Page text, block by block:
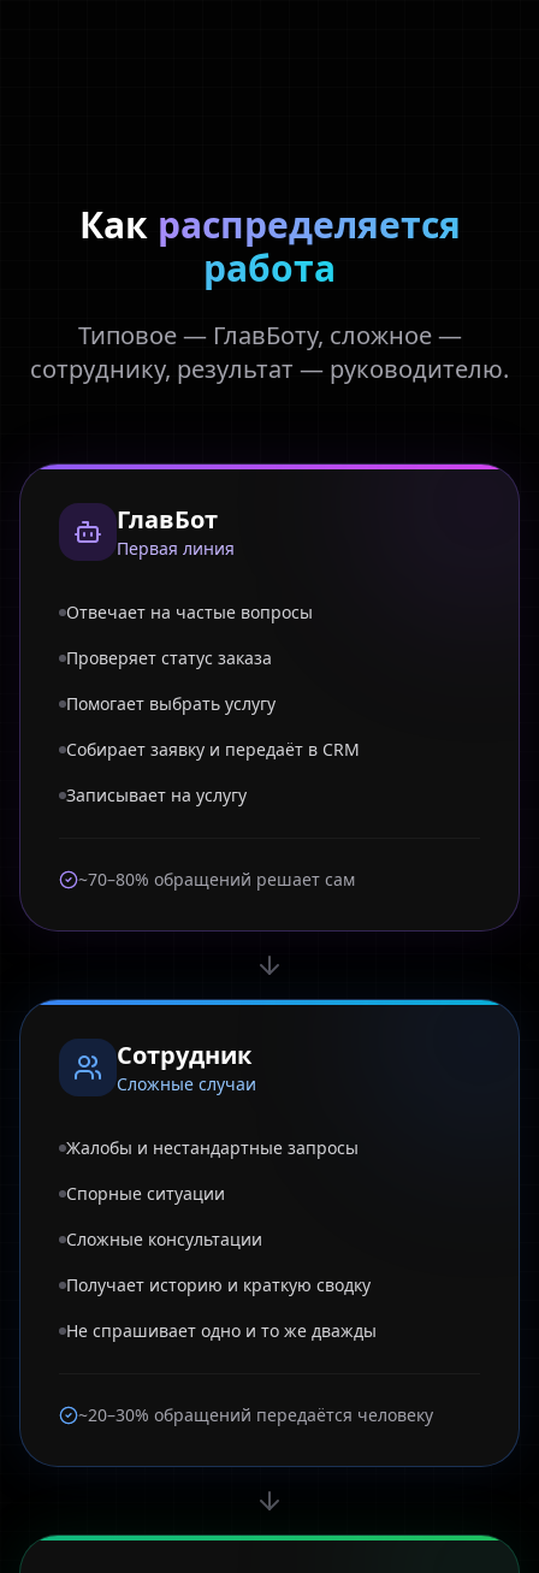
Как распределяется
работа
Типовое — ГлавБоту, сложное —
сотруднику, результат — руководителю.
ГлавБот
Первая линия
Отвечает на частые вопросы
Проверяет статус заказа
Помогает выбрать услугу
Собирает заявку и передаёт в CRM
Записывает на услугу
~70–80% обращений решает сам
Сотрудник
Сложные случаи
Жалобы и нестандартные запросы
Спорные ситуации
Сложные консультации
Получает историю и краткую сводку
Не спрашивает одно и то же дважды
~20–30% обращений передаётся человеку